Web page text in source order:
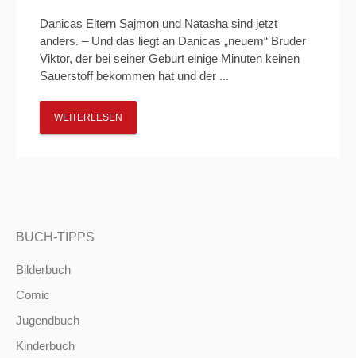
Danicas Eltern Sajmon und Natasha sind jetzt
anders. – Und das liegt an Danicas „neuem“ Bruder
Viktor, der bei seiner Geburt einige Minuten keinen
Sauerstoff bekommen hat und der ...
WEITERLESEN
BUCH-TIPPS
Bilderbuch
Comic
Jugendbuch
Kinderbuch